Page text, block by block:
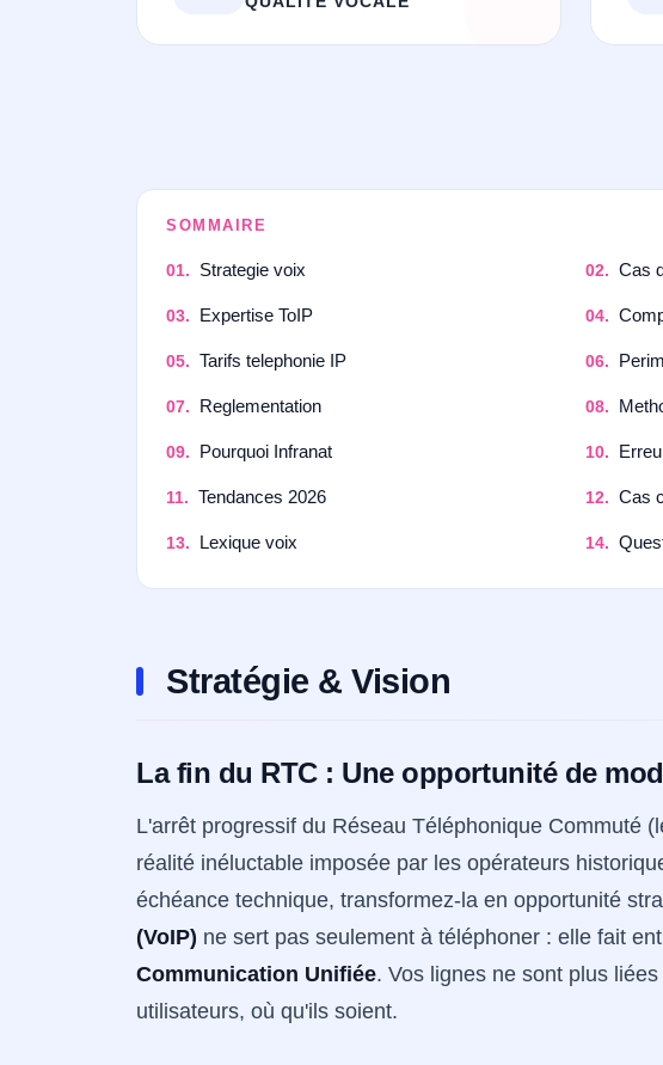
SOMMAIRE
Strategie voix Cas
Expertise ToIP
Tarifs telephonie IP
Reglementation
Pourquoi Infranat
Tendances 2026 Cas
Lexique voix
Stratégie & Vision
La fin du RTC : Une opportunité de
L'arrêt progressif du Réseau Téléphonique Commuté
réalité inéluctable imposée par les opérateurs
échéance technique, transformez-la en opportunité
(VoIP) ne sert pas seulement à téléphoner : elle fait
Communication Unifiée. Vos lignes ne sont plus
utilisateurs, où qu'ils soient.